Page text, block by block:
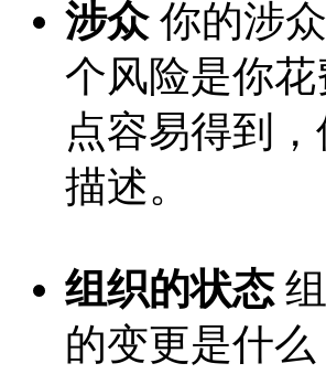
涉众你的涉
个风险是你
点容易得到
描述。
组织的状态
的变更是什